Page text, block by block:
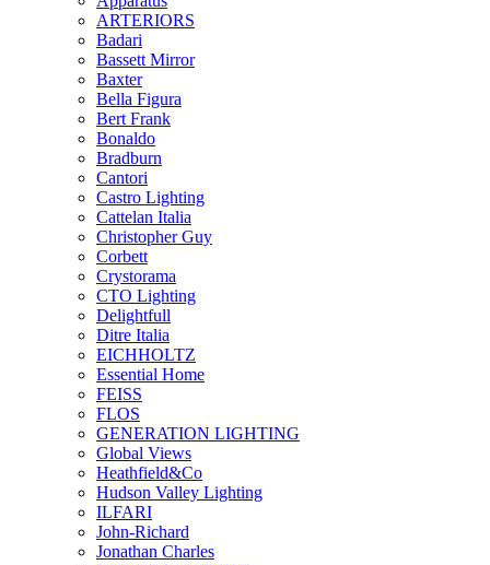
ARTERIORS
Badari
Bassett Mirror
Baxter
Bella Figura
Bert Frank
Bonaldo
Bradburn
Cantori
Castro Lighting
Cattelan Italia
Christopher Guy
Corbett
Crystorama
CTO Lighting
Delightfull
Ditre Italia
EICHHOLTZ
Essential Home
FEISS
FLOS
GENERATION LIGHTING
Global Views
Heathfield&Co
Hudson Valley Lighting
ILFARI
John-Richard
Jonathan Charles